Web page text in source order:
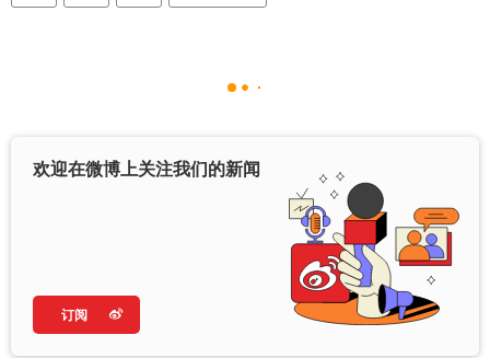
欢迎在微博上关注我们的新闻
订阅